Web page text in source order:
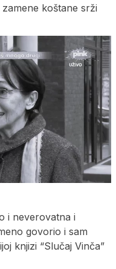
koštane srži
i neverovatna i
govorio i sam
knjizi “Slučaj Vinča”